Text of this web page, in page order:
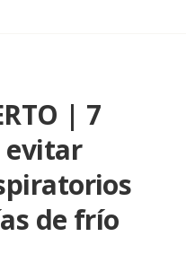
| 7
evitar
de frío